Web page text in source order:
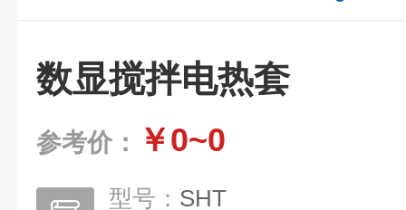
数显搅拌电热套
参考价： ￥0~0
型号： SHT